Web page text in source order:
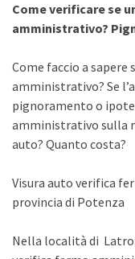
Come verificare se
amministrativo?
Come faccio a
amministrativo? Se
pignoramento o
amministrativo sulla
auto? Quanto costa?
Visura auto verifica
provincia di Potenza
Nella località di